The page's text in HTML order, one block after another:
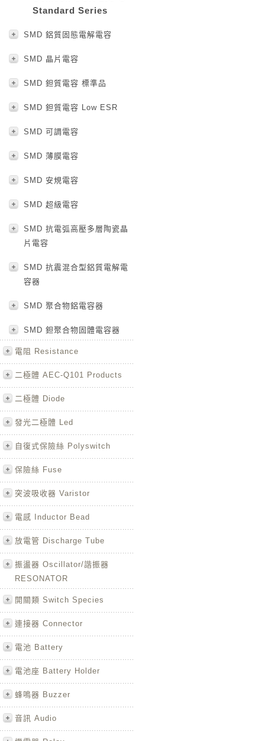
Standard Series
SMD 鋁質固態電解電容
SMD 晶片電容
SMD 鉭質電容 標準品
SMD 鉭質電容 Low ESR
SMD 可調電容
SMD 薄膜電容
SMD 安規電容
SMD 超級電容
SMD 抗電弧高壓多層陶瓷晶
片電容
SMD 抗震混合型鋁質電解電
容器
SMD 聚合物鋁電容器
SMD 鉭聚合物固體電容器
電阻 Resistance
二極體 AEC-Q101 Products
二極體 Diode
發光二極體 Led
自復式保險絲 Polyswitch
保險絲 Fuse
突波吸收器 Varistor
電感 Inductor Bead
放電管 Discharge Tube
振盪器 Oscillator/諧振器
RESONATOR
開關類 Switch Species
連接器 Connector
電池 Battery
電池座 Battery Holder
蜂鳴器 Buzzer
音訊 Audio